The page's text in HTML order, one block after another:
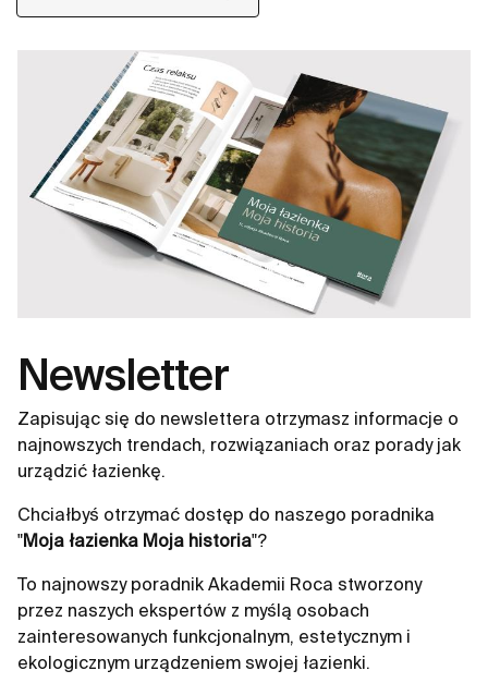
rozwiązanie do każdej przestrzeni.
Newsletter
Zapisując się do newslettera otrzymasz informacje o
najnowszych trendach, rozwiązaniach oraz porady jak
urządzić łazienkę.
Chciałbyś otrzymać dostęp do naszego poradnika
"Moja łazienka Moja historia"?
To najnowszy poradnik Akademii Roca stworzony
przez naszych ekspertów z myślą osobach
zainteresowanych funkcjonalnym, estetycznym i
ekologicznym urządzeniem swojej łazienki.